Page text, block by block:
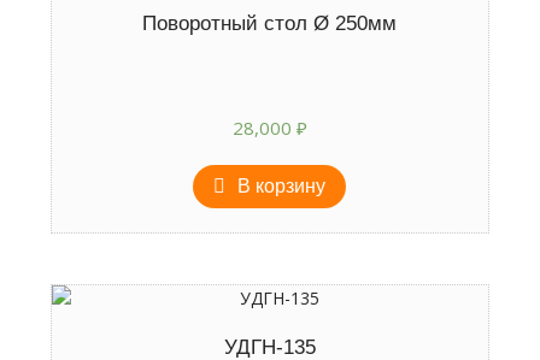
Поворотный стол Ø 250мм
28,000 ₽
В корзину
УДГН-135